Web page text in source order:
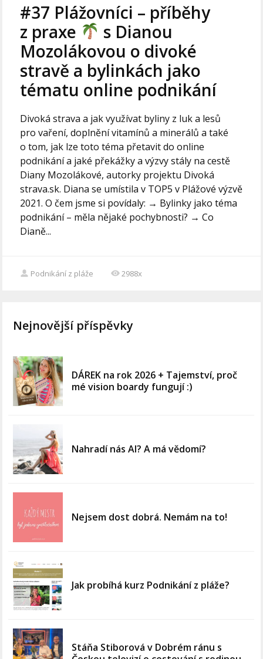
#37 Plážovníci – příběhy
z praxe
s Dianou
Mozolákovou o divoké
stravě a bylinkách jako
tématu online podnikání
Divoká strava a jak využívat byliny z luk a lesů
pro vaření, doplnění vitamínů a minerálů a také
o tom, jak lze toto téma přetavit do online
podnikání a jaké překážky a výzvy stály na cestě
Diany Mozolákové, autorky projektu Divoká
strava.sk. Diana se umístila v TOP5 v Plážové výzvě
2021. O čem jsme si povídaly: → Bylinky jako téma
podnikání – měla nějaké pochybnosti? → Co
Dianě...
Podnikání z pláže 2988x
Nejnovější příspěvky
DÁREK na rok 2026 + Tajemství, proč
mé vision boardy fungují :)
Nahradí nás AI? A má vědomí?
Nejsem dost dobrá. Nemám na to!
Jak probíhá kurz Podnikání z pláže?
Stáňa Stiborová v Dobrém ránu s